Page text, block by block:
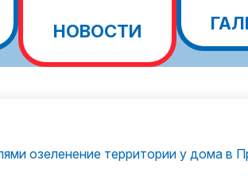
НОВОСТИ
озеленение территории у дома в